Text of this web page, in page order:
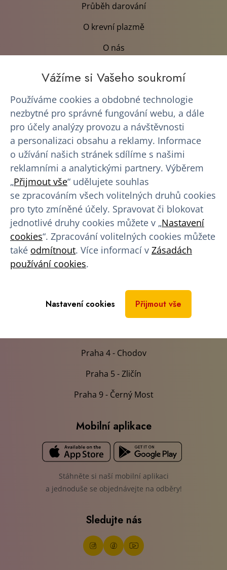
Průběh darování
O krevní plazmě
O nás
Výhody pro dárce
Finanční náhrada
Věrnostní program
Program slev a výhod
Benefity pro dárce
Rady a tipy
Bezpříspěvkové dárcovství
Doporučený jídelníček
Recenze
Praha 4 - Chodov
Praha 5 - Zličín
Praha 9 - Černý Most
Mobilní aplikace
Stáhněte si naší mobilní aplikaci
a jednoduše se objednávejte na odběry!
Sledujte nás
Vážíme si Vašeho soukromí
Používáme cookies a obdobné technologie
nezbytné pro správné fungování webu, a dále
pro účely analýzy provozu a návštěvnosti
a personalizaci obsahu a reklamy. Informace
o užívání našich stránek sdílíme s našimi
reklamními a analytickými partnery. Výběrem
„Přijmout vše“ udělujete souhlas
se zpracováním všech volitelných druhů cookies
pro tyto zmíněné účely. Spravovat či blokovat
jednotlivé druhy cookies můžete v „Nastavení
cookies“. Zpracování volitelných cookies můžete
také odmítnout. Více informací v Zásadách
používání cookies.
Nastavení cookies Přijmout vše